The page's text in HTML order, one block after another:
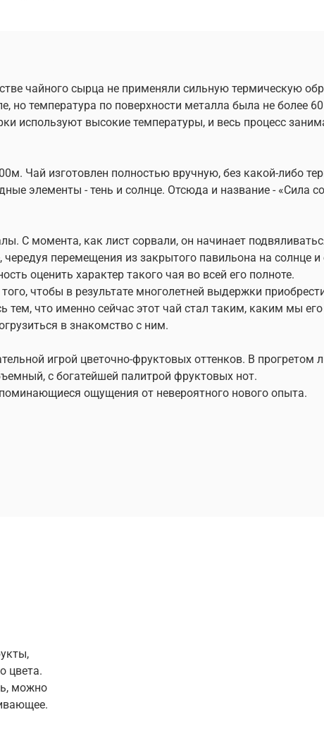
чайного сырца не применяли сильную термическую
температура по поверхности металла была не более
используют высокие температуры, и весь процесс
Чай изготовлен полностью вручную, без какой-либо
элементы - тень и солнце. Отсюда и название - «Cила
С момента, как лист сорвали, он начинает
перемещения из закрытого павильона на солнце
оценить характер такого чая во всей его полноте.
чтобы в результате многолетней выдержки
тем, что именно сейчас этот чай стал таким, каким мы
в знакомство с ним.
игрой цветочно-фруктовых оттенков. В прогретом
с богатейшей палитрой фруктовых нот.
ощущения от невероятного нового опыта.
цвета.
можно